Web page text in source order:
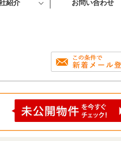
紹介 お問い合わせ